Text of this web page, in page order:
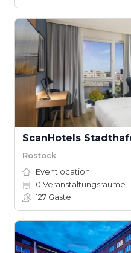
ScanHotels
Rostock
Eventlocation
0 Veranstaltungsräume
127 Gäste